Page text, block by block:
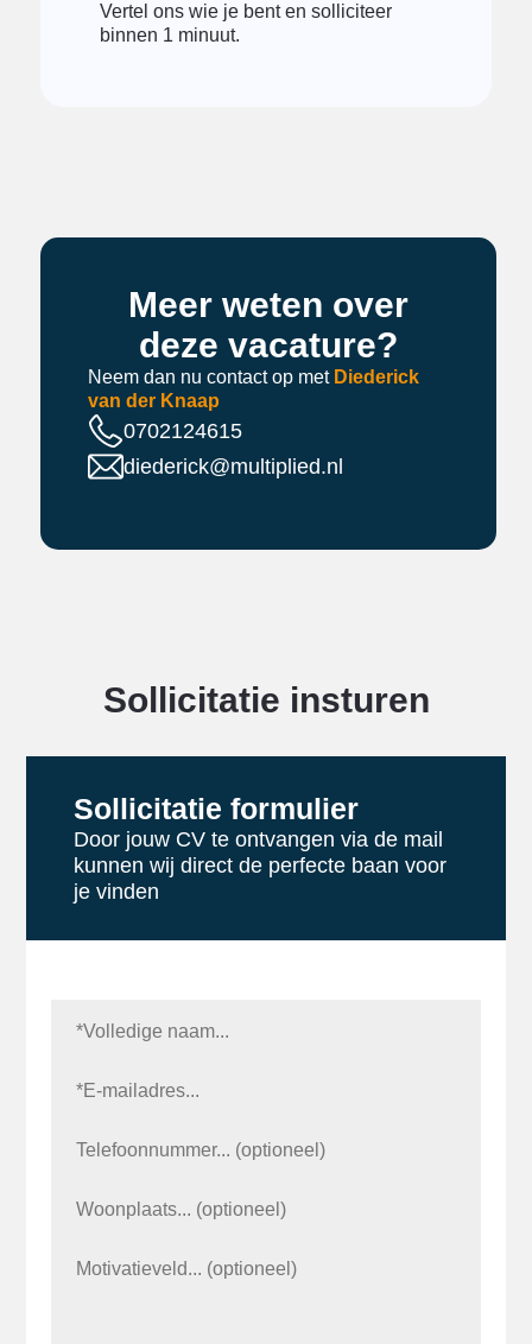
Vertel ons wie je bent en solliciteer
binnen 1 minuut.
Meer weten over
deze vacature?
Neem dan nu contact op met Diederick
van der Knaap
0702124615
diederick@multiplied.nl
Sollicitatie insturen
Sollicitatie formulier
Door jouw CV te ontvangen via de mail
kunnen wij direct de perfecte baan voor
je vinden